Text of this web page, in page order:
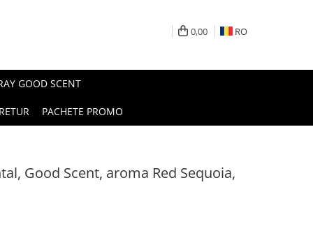
0,00 RO
GOOD SCENT
PACHETE PROMO
Good Scent, aroma Red Sequoia,